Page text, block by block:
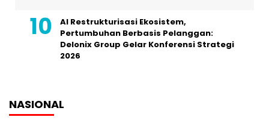
AI Restrukturisasi Ekosistem,
Pertumbuhan Berbasis Pelanggan:
Delonix Group Gelar Konferensi Strategi
2026
NASIONAL